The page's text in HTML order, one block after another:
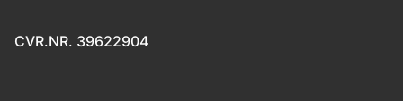
CVR.NR. 39622904